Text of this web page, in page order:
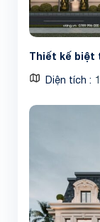
Thiết kế biệt
Diện tích